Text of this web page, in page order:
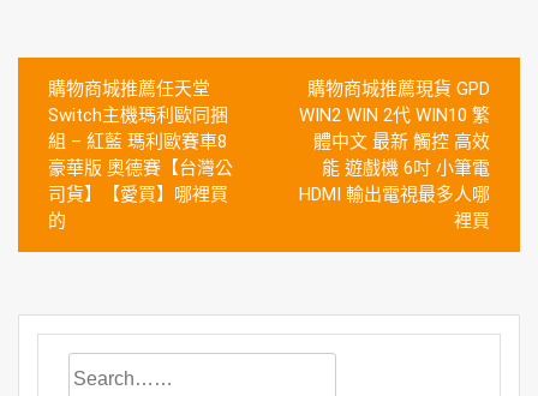
文
章
導
覽
購物商城推薦任天堂
Switch主機瑪利歐同捆
組 – 紅藍 瑪利歐賽車8
豪華版 奧德賽【台灣公
司貨】【愛買】哪裡買
的
購物商城推薦現貨 GPD
WIN2 WIN 2代 WIN10 繁
體中文 最新 觸控 高效
能 遊戲機 6吋 小筆電
HDMI 輸出電視最多人哪
裡買